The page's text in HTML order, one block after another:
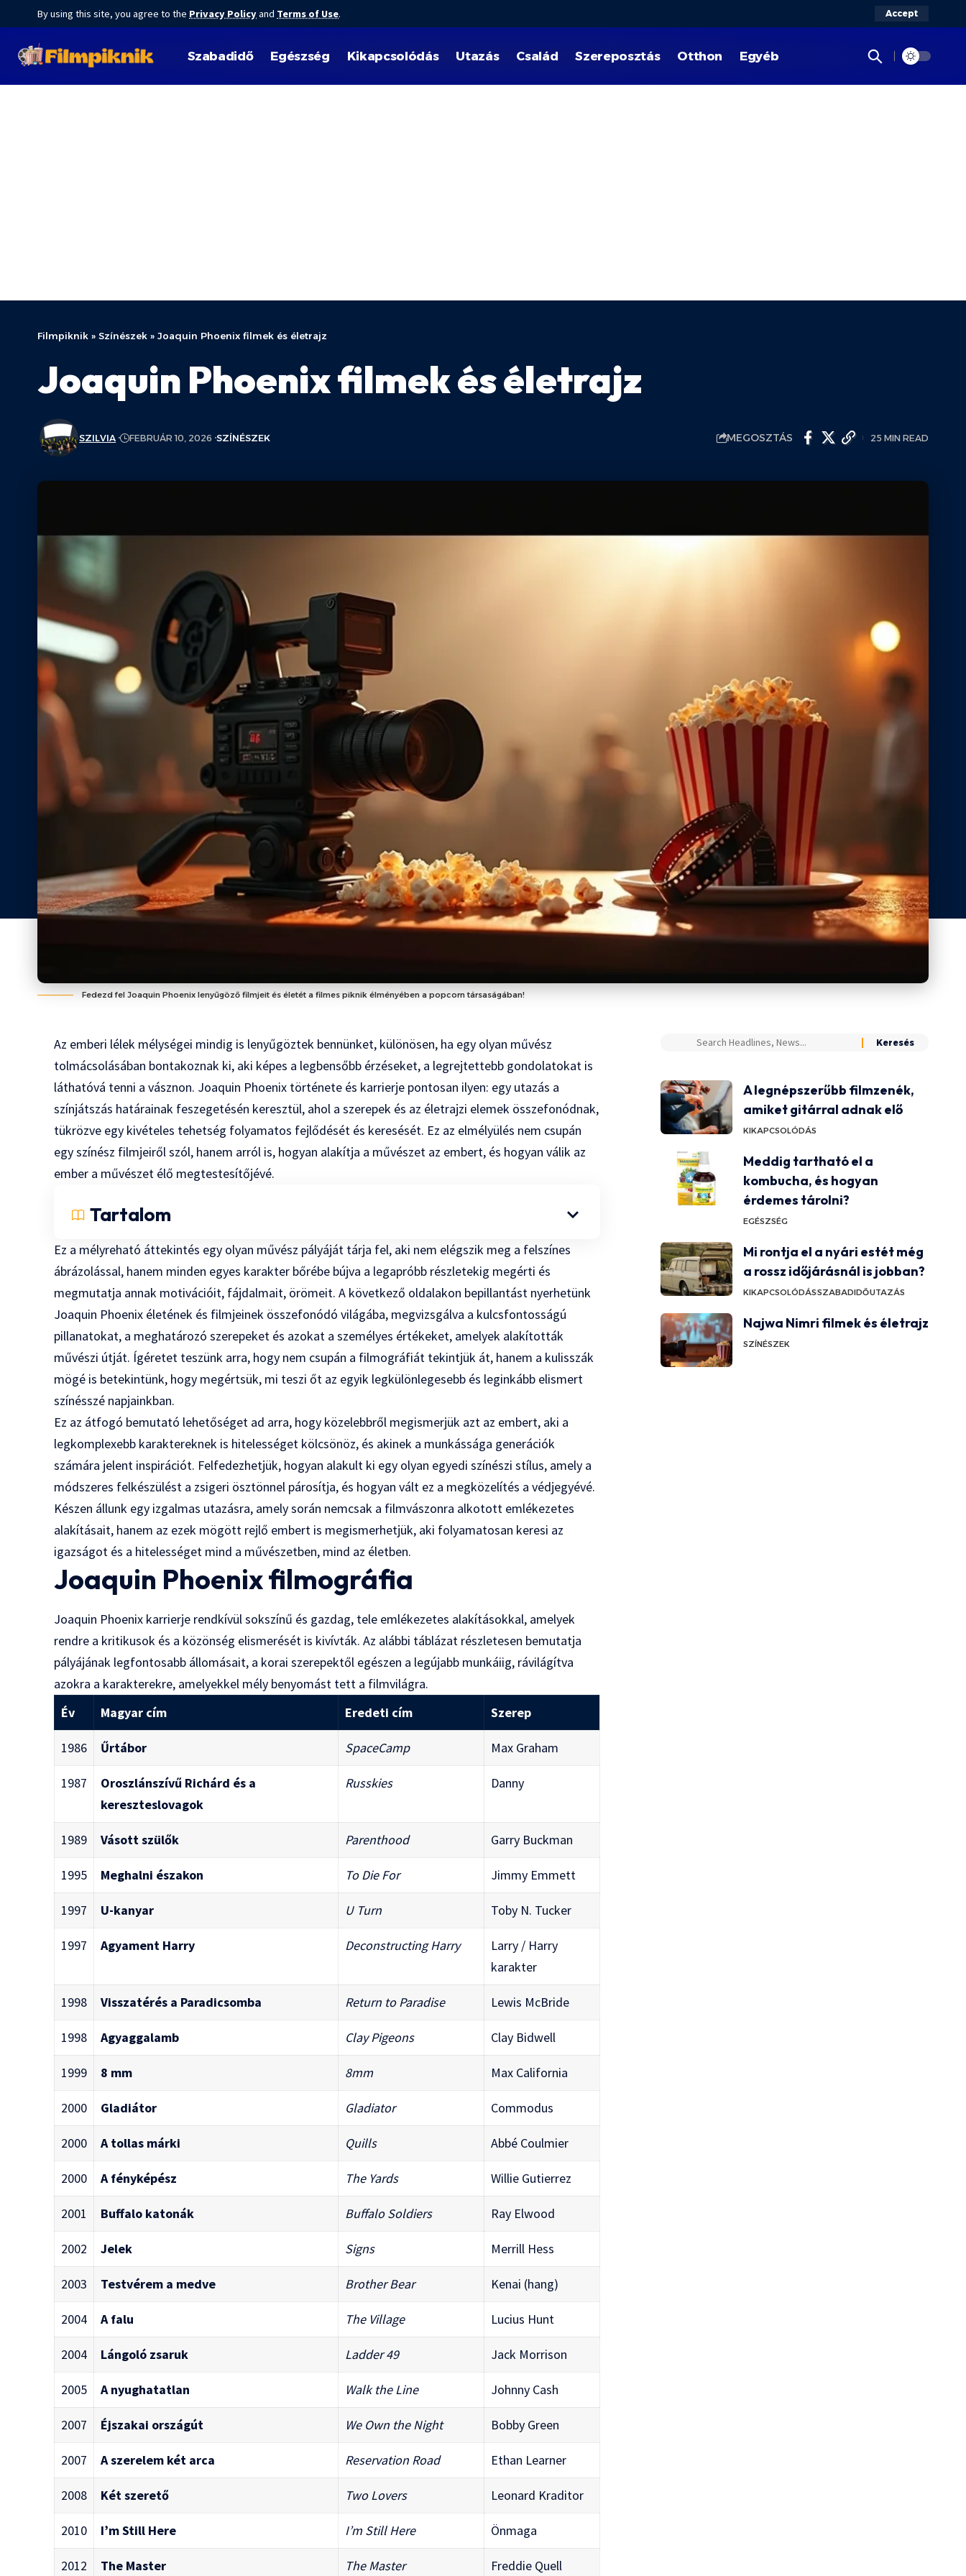
By using this site, you agree to the Privacy Policyand Terms of Use. Accept
Szabadidő Egészség Kikapcsolódás Utazás Család Szereposztás Otthon Egyéb
Filmpiknik » Színészek » Joaquin Phoenix filmek és életrajz
Joaquin Phoenix filmek és életrajz
SZILVIA FEBRUÁR 10, 2026 SZÍNÉSZEK MEGOSZTÁS 25 MIN READ
Fedezd fel Joaquin Phoenix lenyűgöző filmjeit és életét a filmes piknik élményében a popcorn társaságában!
Az emberi lélek mélységei mindig is lenyűgöztek bennünket, különösen, ha egy olyan művész
tolmácsolásában bontakoznak ki, aki képes a legbensőbb érzéseket, a legrejtettebb gondolatokat is
láthatóvá tenni a vásznon. Joaquin Phoenix története és karrierje pontosan ilyen: egy utazás a
színjátszás határainak feszegetésén keresztül, ahol a szerepek és az életrajzi elemek összefonódnak,
tükrözve egy kivételes tehetség folyamatos fejlődését és keresését. Ez az elmélyülés nem csupán
egy színész filmjeiről szól, hanem arról is, hogyan alakítja a művészet az embert, és hogyan válik az
ember a művészet élő megtestesítőjévé.
Tartalom
Ez a mélyreható áttekintés egy olyan művész pályáját tárja fel, aki nem elégszik meg a felszínes
ábrázolással, hanem minden egyes karakter bőrébe bújva a legapróbb részletekig megérti és
megmutatja annak motivációit, fájdalmait, örömeit. A következő oldalakon bepillantást nyerhetünk
Joaquin Phoenix életének és filmjeinek összefonódó világába, megvizsgálva a kulcsfontosságú
pillanatokat, a meghatározó szerepeket és azokat a személyes értékeket, amelyek alakították
művészi útját. Ígéretet teszünk arra, hogy nem csupán a filmográfiát tekintjük át, hanem a kulisszák
mögé is betekintünk, hogy megértsük, mi teszi őt az egyik legkülönlegesebb és leginkább elismert
színésszé napjainkban.
Ez az átfogó bemutató lehetőséget ad arra, hogy közelebbről megismerjük azt az embert, aki a
legkomplexebb karaktereknek is hitelességet kölcsönöz, és akinek a munkássága generációk
számára jelent inspirációt. Felfedezhetjük, hogyan alakult ki egy olyan egyedi színészi stílus, amely a
módszeres felkészülést a zsigeri ösztönnel párosítja, és hogyan vált ez a megközelítés a védjegyévé.
Készen állunk egy izgalmas utazásra, amely során nemcsak a filmvászonra alkotott emlékezetes
alakításait, hanem az ezek mögött rejlő embert is megismerhetjük, aki folyamatosan keresi az
igazságot és a hitelességet mind a művészetben, mind az életben.
Joaquin Phoenix filmográfia
Joaquin Phoenix karrierje rendkívül sokszínű és gazdag, tele emlékezetes alakításokkal, amelyek
rendre a kritikusok és a közönség elismerését is kivívták. Az alábbi táblázat részletesen bemutatja
pályájának legfontosabb állomásait, a korai szerepektől egészen a legújabb munkáiig, rávilágítva
azokra a karakterekre, amelyekkel mély benyomást tett a filmvilágra.
Év
Magyar cím Eredeti cím Szerep
1986 Űrtábor SpaceCamp Max Graham
1987
Oroszlánszívű Richárd és a
kereszteslovagok
Russkies Danny
1989 Vásott szülők Parenthood Garry Buckman
1995 Meghalni északon To Die For Jimmy Emmett
1997 U-kanyar U Turn Toby N. Tucker
1997 Agyament Harry Deconstructing Harry
Larry / Harry
karakter
1998 Visszatérés a Paradicsomba Return to Paradise Lewis McBride
1998 Agyaggalamb Clay Pigeons Clay Bidwell
1999 8 mm 8mm Max California
2000 Gladiátor Gladiator Commodus
2000 A tollas márki Quills Abbé Coulmier
2000 A fényképész The Yards Willie Gutierrez
2001 Buffalo katonák Buffalo Soldiers Ray Elwood
2002 Jelek Signs Merrill Hess
2003 Testvérem a medve Brother Bear Kenai (hang)
2004 A falu The Village Lucius Hunt
2004 Lángoló zsaruk Ladder 49 Jack Morrison
2005 A nyughatatlan Walk the Line Johnny Cash
2007 Éjszakai országút We Own the Night Bobby Green
2007 A szerelem két arca Reservation Road Ethan Learner
2008 Két szerető Two Lovers Leonard Kraditor
2010 I’m Still Here I’m Still Here Önmaga
2012 The Master The Master Freddie Quell
A legnépszerűbb filmzenék,
amiket gitárral adnak elő
KIKAPCSOLÓDÁS
Meddig tartható el a
kombucha, és hogyan
érdemes tárolni?
EGÉSZSÉG
Mi rontja el a nyári estét még
a rossz időjárásnál is jobban?
KIKAPCSOLÓDÁSSZABADIDŐUTAZÁS
Najwa Nimri filmek és életrajz
SZÍNÉSZEK